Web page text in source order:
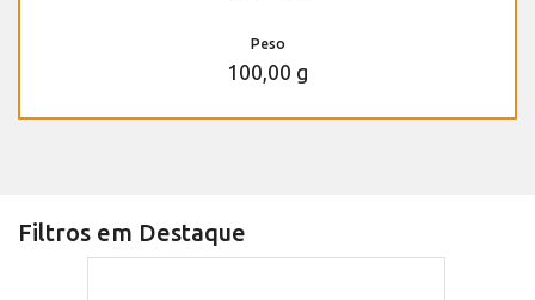
Peso
100,00 g
Filtros em Destaque